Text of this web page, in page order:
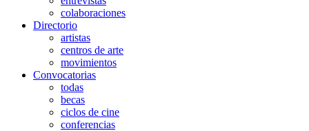
colaboraciones
Directorio
artistas
centros de arte
movimientos
Convocatorias
todas
becas
ciclos de cine
conferencias